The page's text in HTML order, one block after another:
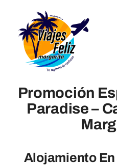
content
Hoteles
Promoción
Paradise –
Alojamiento